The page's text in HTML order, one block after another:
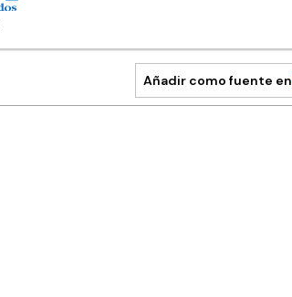
Añadir como fuente en